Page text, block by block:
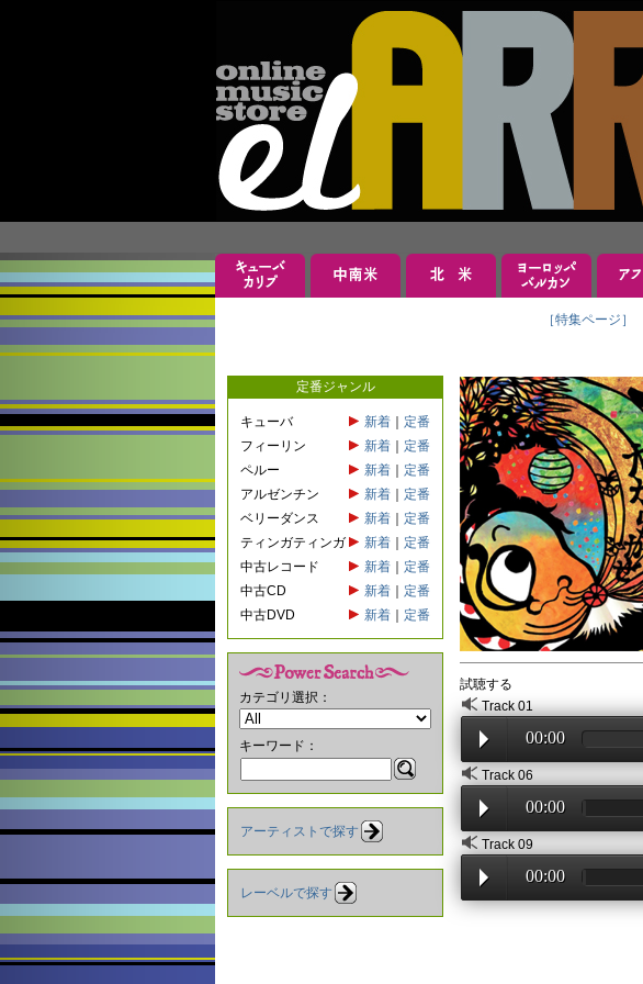
［特集ページ］
定番ジャンル
キューバ 新着
定番
フィーリン
新着
定番
ペルー
新着
定番
アルゼンチン
新着
定番
ベリーダンス
新着
定番
ティンガティンガ
新着
定番
中古レコード
新着
定番
中古CD
新着
定番
中古DVD
新着 定番
カテゴリ選択：
キーワード：
アーティストで探す
レーベルで探す
試聴する
Track 01
00:00
Track 06
00:00
Track 09
00:00